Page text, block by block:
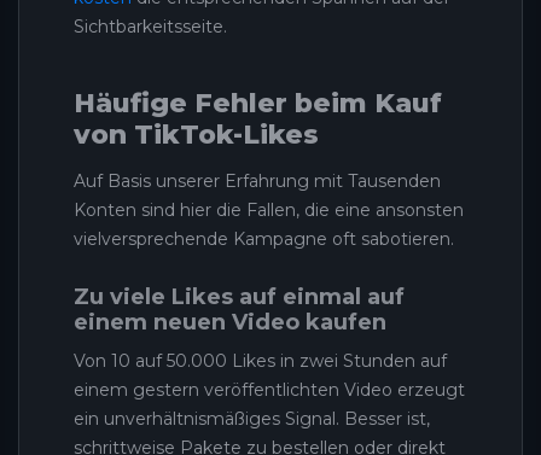
Sichtbarkeitsseite.
Häufige Fehler beim Kauf
von TikTok-Likes
Auf Basis unserer Erfahrung mit Tausenden
Konten sind hier die Fallen, die eine ansonsten
vielversprechende Kampagne oft sabotieren.
Zu viele Likes auf einmal auf
einem neuen Video kaufen
Von 10 auf 50.000 Likes in zwei Stunden auf
einem gestern veröffentlichten Video erzeugt
ein unverhältnismäßiges Signal. Besser ist,
schrittweise Pakete zu bestellen oder direkt